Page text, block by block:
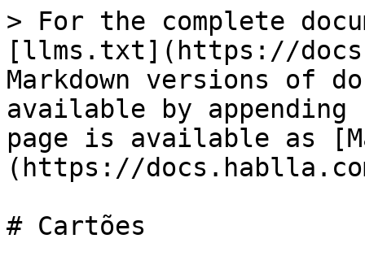
> For the complete
[llms.txt](https://
Markdown versions of
available by
page is available as
(https://
# Cartões